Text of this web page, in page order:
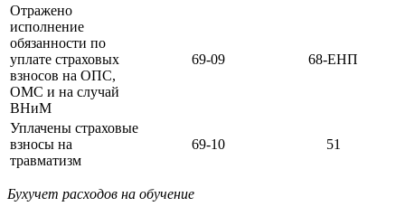
Отражено
исполнение
обязанности по
уплате страховых
взносов на ОПС,
ОМС и на случай
ВНиМ
69-09 68-ЕНП
Уплачены страховые
взносы на
травматизм
69-10 51
Бухучет расходов на обучение